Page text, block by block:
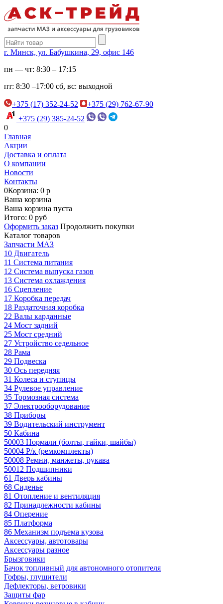
г. Минск, ул. Бабушкина, 29, офис 146
пн — чт: 8:30 – 17:15
пт: 8:30 –17:00 сб, вс: выходной
+375 (17) 352-24-52
+375 (29) 762-67-90
+375 (29) 385-24-52
0
Главная
Акции
Доставка и оплата
О компании
Новости
Контакты
0Корзина: 0 р
Ваша корзина
Ваша корзина пуста
Итого: 0 руб
Оформить заказ Продолжить покупки
Каталог товаров
Запчасти МАЗ
10 Двигатель
11 Система питания
12 Система выпуска газов
13 Система охлаждения
16 Сцепление
17 Коробка передач
18 Раздаточная коробка
22 Валы карданные
24 Мост задний
25 Мост средний
27 Устройство седельное
28 Рама
29 Подвеска
30 Ось передняя
31 Колеса и ступицы
34 Рулевое управление
35 Тормозная система
37 Электрооборудование
38 Приборы
39 Водительский инструмент
50 Кабина
50003 Нормали (болты, гайки, шайбы)
50004 Р/к (ремкомплекты)
50008 Ремни, манжеты, рукава
50012 Подшипники
61 Дверь кабины
68 Сиденье
81 Отопление и вентиляция
82 Принадлежности кабины
84 Оперение
85 Платформа
86 Механизм подъема кузова
Аксессуары, автотовары
Аксессуары разное
Брызговики
Бачок топливный для автономного отопителя
Гофры, глушители
Дефлекторы, ветровики
Защиты фар